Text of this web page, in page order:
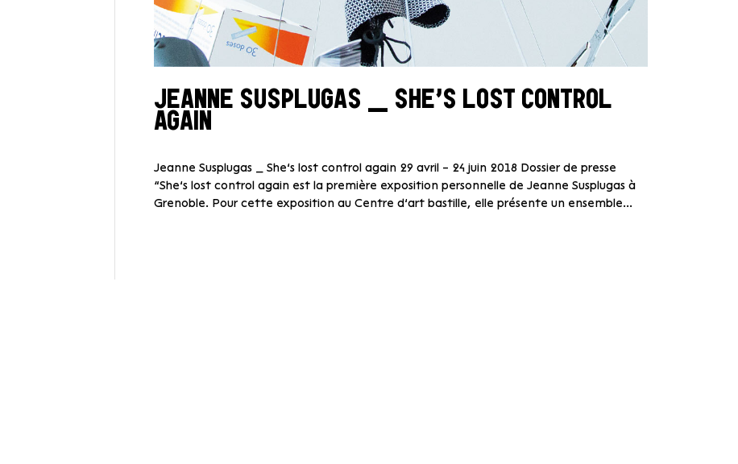
JEANNE SUSPLUGAS _ SHE’S LOST CONTROL
AGAIN
Jeanne Susplugas _ She’s lost control again 29 avril – 24 juin 2018 Dossier de presse
“She’s lost control again est la première exposition personnelle de Jeanne Susplugas à
Grenoble. Pour cette exposition au Centre d’art bastille, elle présente un ensemble...